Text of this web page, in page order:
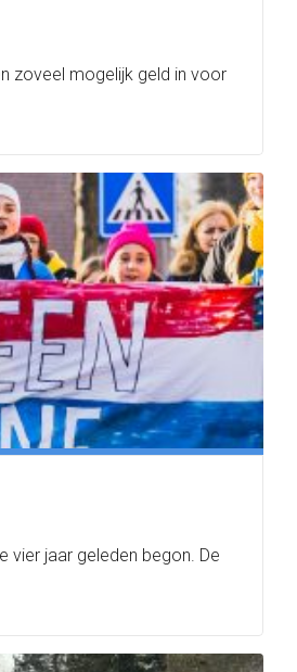
zoveel mogelijk geld in voor
vier jaar geleden begon. De